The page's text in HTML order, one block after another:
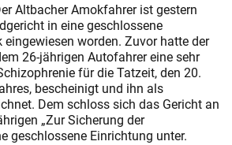
Altbacher Amokfahrer ist gestern
in eine geschlossene
worden. Zuvor hatte der
26-jährigen Autofahrer eine sehr
für die Tatzeit, den 20.
bescheinigt und ihn als
Dem schloss sich das Gericht an
„Zur Sicherung der
geschlossene Einrichtung unter.